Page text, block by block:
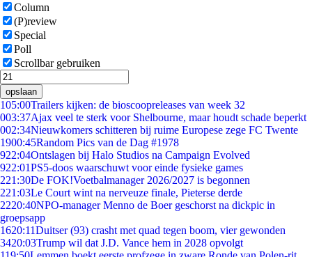
Column
(P)review
Special
Poll
Scrollbar gebruiken
opslaan
105:00Trailers kijken: de bioscoopreleases van week 32
003:37Ajax veel te sterk voor Shelbourne, maar houdt schade beperkt
002:34Nieuwkomers schitteren bij ruime Europese zege FC Twente
1900:45Random Pics van de Dag #1978
922:04Ontslagen bij Halo Studios na Campaign Evolved
922:01PS5-doos waarschuwt voor einde fysieke games
221:30De FOK!Voetbalmanager 2026/2027 is begonnen
221:03Le Court wint na nerveuze finale, Pieterse derde
2220:40NPO-manager Menno de Boer geschorst na dickpic in
groepsapp
1620:11Duitser (93) crasht met quad tegen boom, vier gewonden
3420:03Trump wil dat J.D. Vance hem in 2028 opvolgt